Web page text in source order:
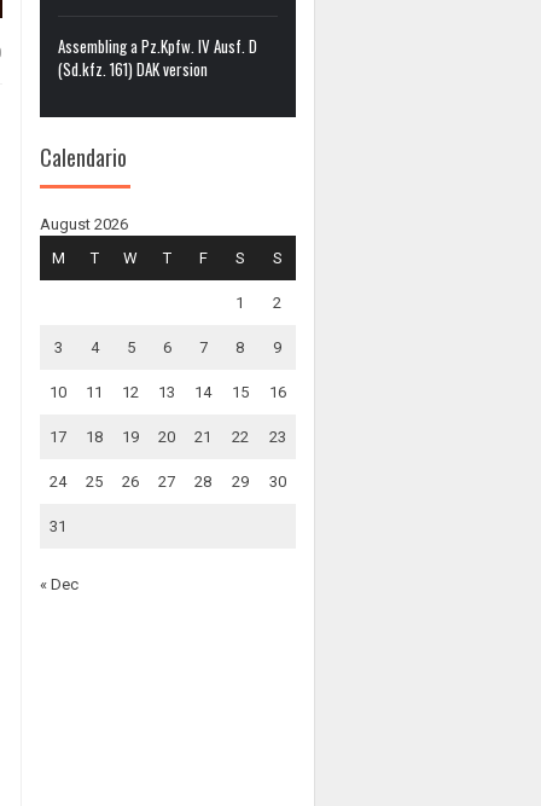
Assembling a Pz.Kpfw. IV Ausf. D
(Sd.kfz. 161) DAK version
Calendario
August 2026
M
T W T F S S
1 2
3 4 5 6 7 8 9
10 11 12 13 14 15 16
17 18 19 20 21 22 23
24 25 26 27 28 29 30
31
« Dec